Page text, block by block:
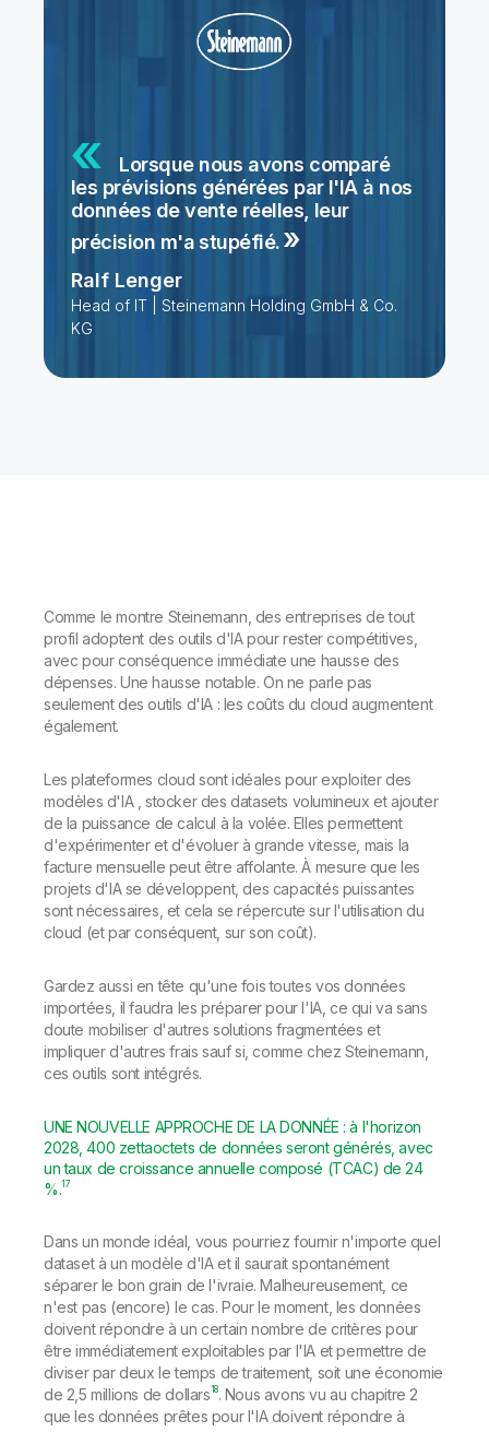
Lorsque nous avons comparé
les prévisions générées par l'IA à nos
données de vente réelles, leur
précision m'astupéfié.
Ralf Lenger
Head of IT | Steinemann Holding GmbH & Co.
KG
Comme le montre Steinemann, des entreprises de tout
profil adoptent des outils d'IA pour rester compétitives,
avec pour conséquence immédiate une hausse des
dépenses. Une hausse notable. On ne parle pas
seulement des outils d'IA : les coûts du cloud augmentent
également.
Les plateformes cloud sont idéales pour exploiter des
modèles d'IA , stocker des datasets volumineux et ajouter
de la puissance de calcul à la volée. Elles permettent
d'expérimenter et d'évoluer à grande vitesse, mais la
facture mensuelle peut être affolante. À mesure que les
projets d'IA se développent, des capacités puissantes
sont nécessaires, et cela se répercute sur l'utilisation du
cloud (et par conséquent, sur son coût).
Gardez aussi en tête qu'une fois toutes vos données
importées, il faudra les préparer pour l'IA, ce qui va sans
doute mobiliser d'autres solutions fragmentées et
impliquer d'autres frais sauf si, comme chez Steinemann,
ces outils sont intégrés.
UNE NOUVELLE APPROCHE DE LA DONNÉE : à l'horizon
2028, 400 zettaoctets de données seront générés, avec
un taux de croissance annuelle composé (TCAC) de 24
%.17
Dans un monde idéal, vous pourriez fournir n'importe quel
dataset à un modèle d'IA et il saurait spontanément
séparer le bon grain de l'ivraie. Malheureusement, ce
n'est pas (encore) le cas. Pour le moment, les données
doivent répondre à un certain nombre de critères pour
être immédiatement exploitables par l'IA et permettre de
diviser par deux le temps de traitement, soit une économie
de 2,5 millions de dollars18. Nous avons vu au chapitre 2
que les données prêtes pour l'IA doivent répondre à